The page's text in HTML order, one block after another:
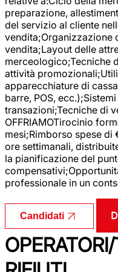
preparazione,
del servizio al cliente
vendita;Organizzazione
vendita;Layout delle
merceologico;Tecniche
attività
apparecchiature di
barre, POS,
transazioni;Tecniche di
OFFRIAMOTirocinio
mesi;Rimborso spese
ore settimanali,
la pianificazione del
professionale in un
Candidati